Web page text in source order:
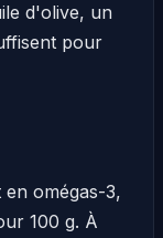
d'olive, un
pour
en omégas-3,
100 g. À